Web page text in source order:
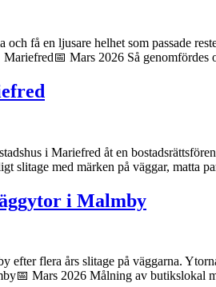
få en ljusare helhet som passade
Mariefred📅 Mars 2026 Så
i Mariefred åt en
slitage med märken på väggar, matta
i Malmby
flera års slitage på väggarna.
Mars 2026 Målning av